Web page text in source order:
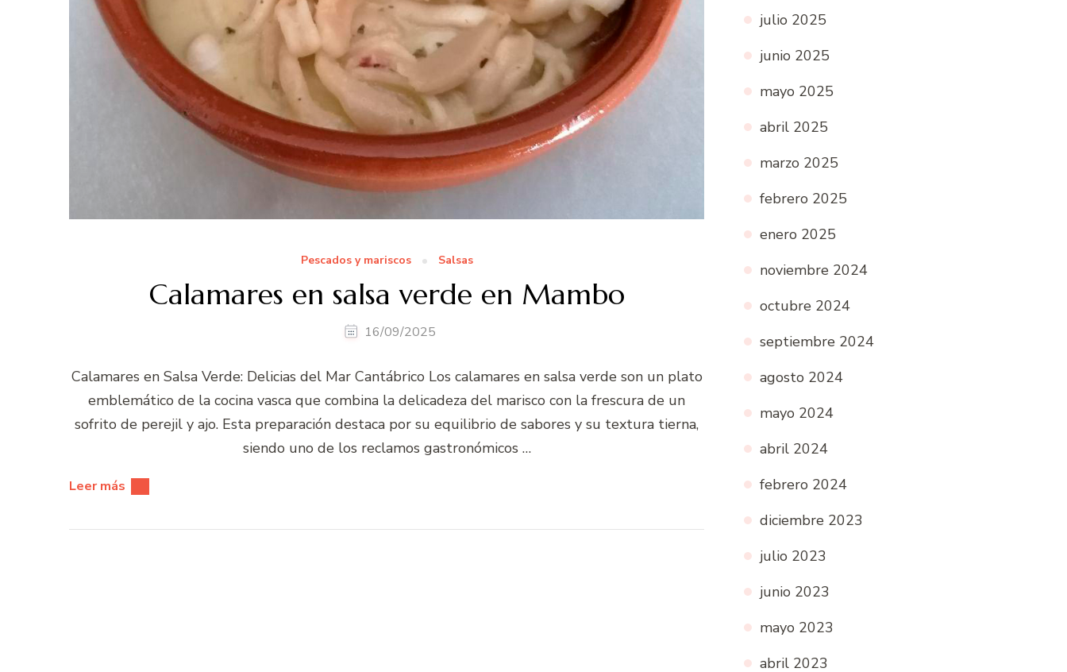
Pescados y mariscos Salsas
Calamares en salsa verde en Mambo
16/09/2025
Calamares en Salsa Verde: Delicias del Mar Cantábrico Los calamares en salsa verde son un plato
emblemático de la cocina vasca que combina la delicadeza del marisco con la frescura de un
sofrito de perejil y ajo. Esta preparación destaca por su equilibrio de sabores y su textura tierna,
siendo uno de los reclamos gastronómicos …
Leer más
julio 2025
junio 2025
mayo 2025
abril 2025
marzo 2025
febrero 2025
enero 2025
noviembre 2024
octubre 2024
septiembre 2024
agosto 2024
mayo 2024
abril 2024
febrero 2024
diciembre 2023
julio 2023
junio 2023
mayo 2023
abril 2023